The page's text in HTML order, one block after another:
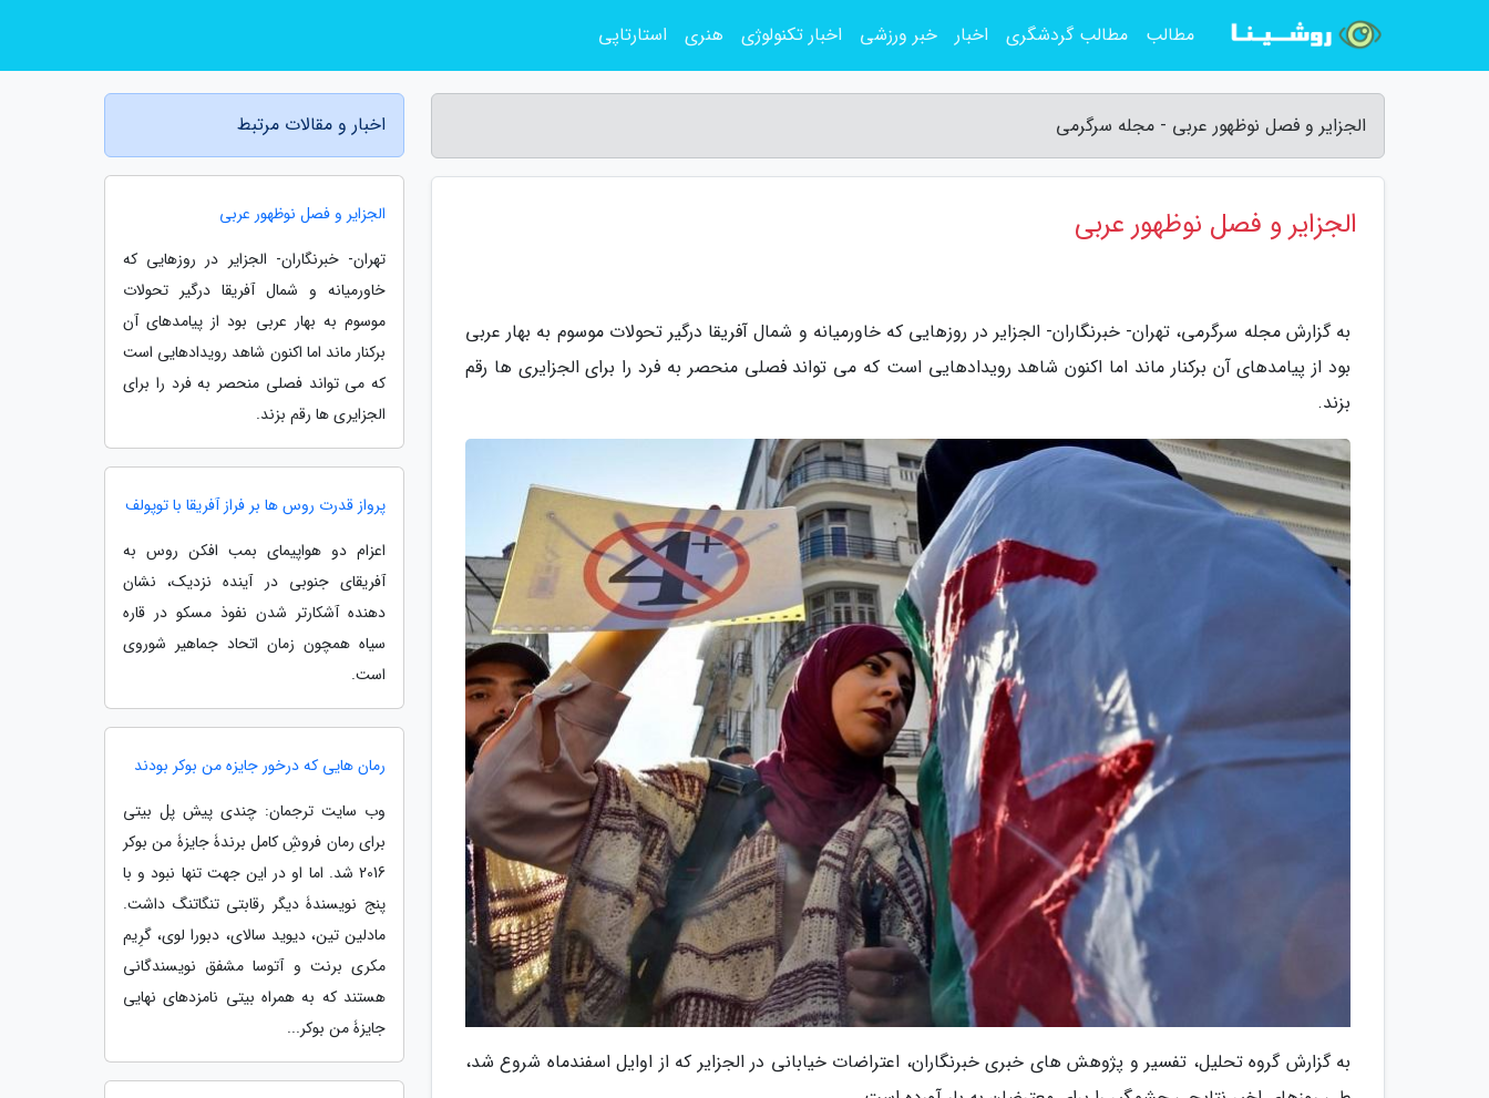
الجزایر و فصل نوظهور عربی - مجله سرگرمی
الجزایر و فصل نوظهور عربی
به گزارش مجله سرگرمی، تهران- خبرنگاران- الجزایر در روزهایی که خاورمیانه و شمال آفریقا درگیر تحولات موسوم به بهار عربی
بود از پیامدهای آن برکنار ماند اما اکنون شاهد رویدادهایی است که می تواند فصلی منحصر به فرد را برای الجزایری ها رقم
بزند.
به گزارش گروه تحلیل، تفسیر و پژوهش های خبری خبرنگاران، اعتراضات خیابانی در الجزایر که از اوایل اسفندماه شروع شد،
اخبار و مقالات مرتبط
الجزایر و فصل نوظهور عربی
تهران- خبرنگاران- الجزایر در روزهایی که
خاورمیانه و شمال آفریقا درگیر تحولات
موسوم به بهار عربی بود از پیامدهای آن
برکنار ماند اما اکنون شاهد رویدادهایی است
که می تواند فصلی منحصر به فرد را برای
الجزایری ها رقم بزند.
پرواز قدرت روس ها بر فراز آفریقا با توپولف
اعزام دو هواپیمای بمب افکن روس به
آفریقای جنوبی در آینده نزدیک، نشان
دهنده آشکارتر شدن نفوذ مسکو در قاره
سیاه همچون زمان اتحاد جماهیر شوروی
است.
رمان هایی که درخور جایزه من بوکر بودند
وب سایت ترجمان: چندی پیش پل بیتی
برای رمان فروشِ کامل برندۀ جایزۀ من بوکر
2016 شد. اما او در این جهت تنها نبود و با
پنج نویسندۀ دیگر رقابتی تنگاتنگ داشت.
مادلین تین، دیوید سالای، دبورا لوی، گرِیم
مکری برنت و آتوسا مشفق نویسندگانی
هستند که به همراه بیتی نامزدهای نهایی
جایزۀ من بوکر...
مطالب مطالب گردشگری اخبار خبر ورزشی اخبار تکنولوژی هنری استارتاپی